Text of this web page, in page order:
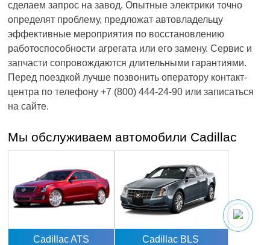
сделаем запрос на завод. Опытные электрики точно
определят проблему, предложат автовладельцу
эффективные мероприятия по восстановлению
работоспособности агрегата или его замену. Сервис и
запчасти сопровождаются длительными гарантиями.
Перед поездкой лучше позвонить оператору контакт-
центра по телефону +7 (800) 444-24-90 или записаться
на сайте.
Мы обслуживаем автомобили Cadillac
Cadillac ATS Cadillac BLS